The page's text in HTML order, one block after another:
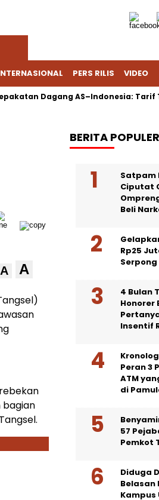
PERS RILIS VIDEO
Dagang AS–Indonesia: Tarif
A A
bagian
BERITA POPULER
Satpam
Ciputat
Beli
Rp25
4 Bulan
Honorer
Insentif
Peran 3
ATM
di
57
Pemkot
Diduga
Belasan